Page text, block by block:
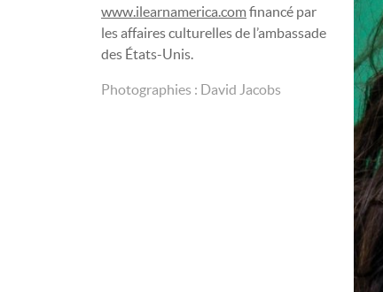
www.ilearnamerica.comfinancé par
les affaires culturelles de l’ambassade
des États-Unis.
Photographies : David Jacobs